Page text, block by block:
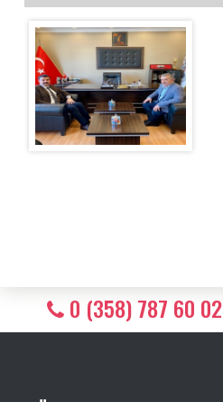
0 (358) 787 60 02